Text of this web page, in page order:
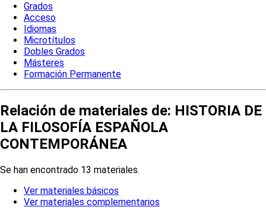
Grados
Acceso
Idiomas
Microtítulos
Dobles Grados
Másteres
Formación Permanente
Relación de materiales de: HISTORIA DE
LA FILOSOFÍA ESPAÑOLA
CONTEMPORÁNEA
Se han encontrado 13 materiales.
Ver materiales básicos
Ver materiales complementarios